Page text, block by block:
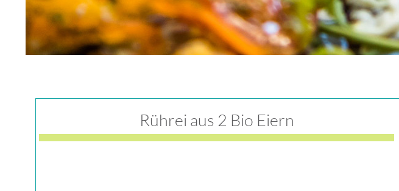
Rührei aus 2 Bio Eiern